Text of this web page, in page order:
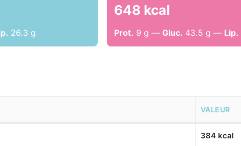
26.3 g
648 kcal
Prot. 9 g —Gluc. 43.5 g — Lip.
VALEUR
384 kcal